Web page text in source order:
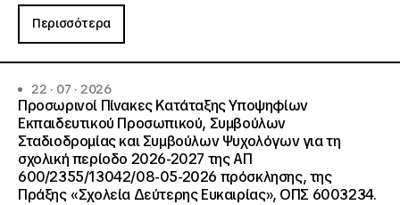
Περισσότερα
22 · 07 · 2026
Προσωρινοί Πίνακες Κατάταξης Υποψηφίων
Εκπαιδευτικού Προσωπικού, Συμβούλων
Σταδιοδρομίας και Συμβούλων Ψυχολόγων για τη
σχολική περίοδο 2026-2027 της ΑΠ
600/2355/13042/08-05-2026 πρόσκλησης, της
Πράξης «Σχολεία Δεύτερης Ευκαιρίας», ΟΠΣ 6003234.